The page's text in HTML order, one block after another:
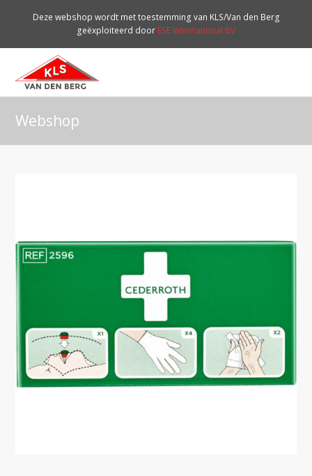
Deze webshop wordt met toestemming van KLS/Van den Berg
geëxploiteerd door ESE International BV
Webshop